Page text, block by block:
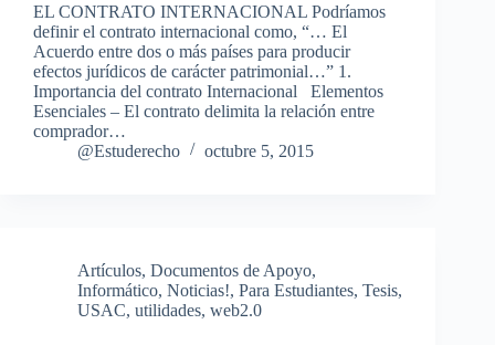
EL CONTRATO INTERNACIONAL Podríamos
definir el contrato internacional como, “… El
Acuerdo entre dos o más países para producir
efectos jurídicos de carácter patrimonial…” 1.
Importancia del contrato Internacional Elementos
Esenciales – El contrato delimita la relación entre
comprador…
@Estuderecho
octubre 5, 2015
Artículos, Documentos de Apoyo,
Informático, Noticias!, Para Estudiantes, Tesis,
USAC, utilidades, web2.0